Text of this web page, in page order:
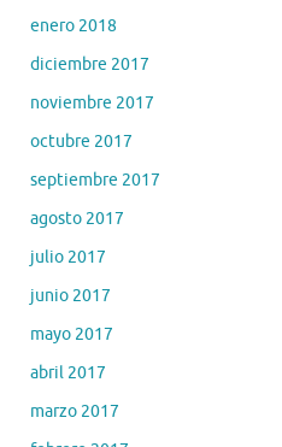
enero 2018
diciembre 2017
noviembre 2017
octubre 2017
septiembre 2017
agosto 2017
julio 2017
junio 2017
mayo 2017
abril 2017
marzo 2017